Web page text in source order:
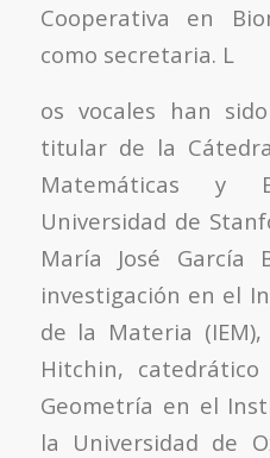
Cooperativa en
como secretaria. L
os vocales han
titular de la
Matemáticas y
Universidad de
María José García
investigación en el
de la Materia (IEM),
Hitchin,
Geometría en el
la Universidad de